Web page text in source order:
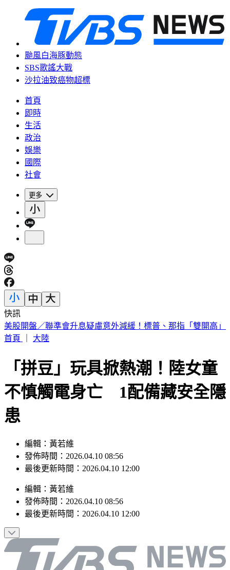
颱風白海豚動態
SBS歌謠大戰
沙拉油致癌物超標
首頁
即時
生活
政治
娛樂
國際
社會
更多
快訊
剛接手2天閃辭董座！宏碁發重訊曝：發現兆基屋管內部管理
缺失
「拼豆」玩具掀熱潮！陸女童
不慎觸電身亡 1配備藏安全隱
患
編輯：黃若維
發佈時間：2026.04.10 08:56
編輯：黃若維
發佈時間：2026.04.10 08:56